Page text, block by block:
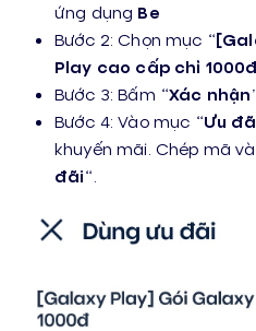
ứng dụng Be
Bước 2: Chọn mục “
Play cao cấp chỉ 1000đ
Bước 3: Bấm “Xác nhận
Bước 4: Vào mục “Ưu
khuyến mãi. Chép mã
đãi“.